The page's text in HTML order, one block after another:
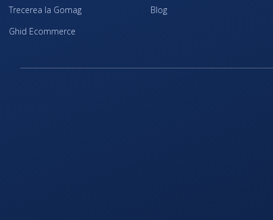
Trecerea la Gomag
Ghid Ecommerce
Blog